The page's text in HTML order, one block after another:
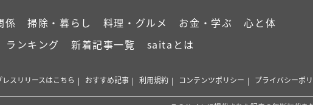
係 掃除・暮らし 料理・グルメ お金・学ぶ
心と体
ランキング 新着記事一覧 saitaとは
レスリリースはこちら おすすめ記事 利用規約 コンテンツポリシー プライバシーポ